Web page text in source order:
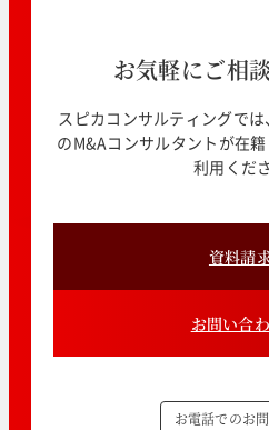
お気軽にご相
スピカコンサルティングで
のM&Aコンサルタントが在
利用くだ
資料請
お問い合
お電話でのお